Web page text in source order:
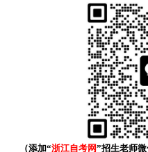
（添加“浙江自考网”招生老师